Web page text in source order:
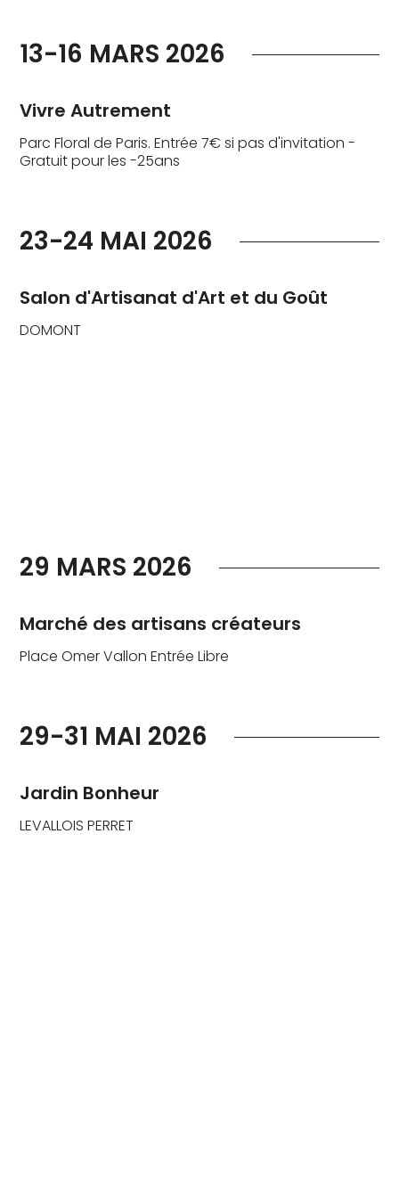
13-16 MARS 2026
Vivre Autrement
Parc Floral de Paris. Entrée 7€ si pas d'invitation -
Gratuit pour les -25ans
23-24 MAI 2026
Salon d'Artisanat d'Art et du Goût
DOMONT
29 MARS 2026
Marché des artisans créateurs
Place Omer Vallon Entrée Libre
29-31 MAI 2026
Jardin Bonheur
LEVALLOIS PERRET